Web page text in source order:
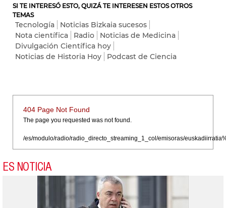
SI TE INTERESÓ ESTO, QUIZÁ TE INTERESEN ESTOS OTROS
TEMAS
Tecnología
Noticias Bizkaia sucesos
Nota científica
Radio
Noticias de Medicina
Divulgación Científica hoy
Noticias de Historia Hoy
Podcast de Ciencia
404 Page Not Found
The page you requested was not found.
/es/modulo/radio/radio_directo_streaming_1_col/emisoras/
ES NOTICIA